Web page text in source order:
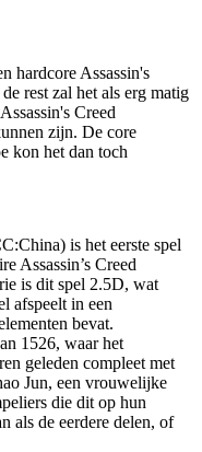
hardcore Assassin's
rest zal het als erg matig
Creed
zijn. De core
kon het dan toch
is het eerste spel
Assassin’s Creed
is dit spel 2.5D, wat
afspeelt in een
bevat.
1526, waar het
geleden compleet met
Jun, een vrouwelijke
die dit op hun
als de eerdere delen, of